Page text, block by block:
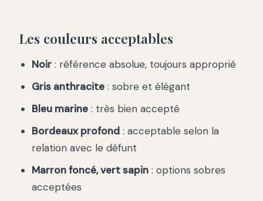
Les couleurs acceptables
Noir : référence absolue, toujours approprié
Gris anthracite : sobre et élégant
Bleu marine : très bien accepté
Bordeaux profond : acceptable selon la
relation avec le défunt
Marron foncé, vert sapin : options sobres
acceptées